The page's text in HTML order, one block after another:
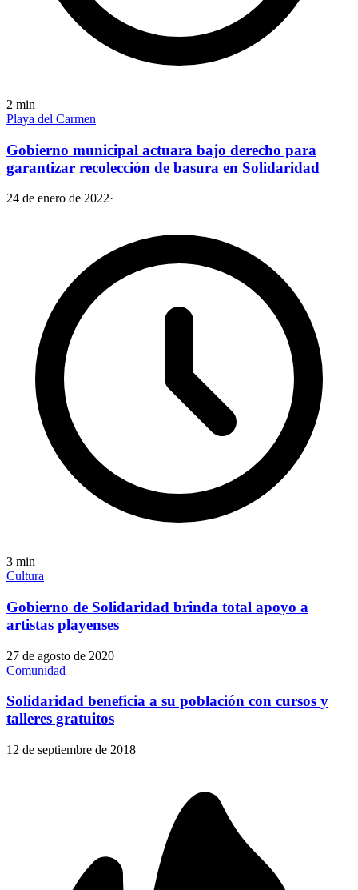
2 min
Playa del Carmen
Gobierno municipal actuara bajo derecho para
garantizar recolección de basura en Solidaridad
24 de enero de 2022·
3 min
Cultura
Gobierno de Solidaridad brinda total apoyo a
artistas playenses
27 de agosto de 2020
Comunidad
Solidaridad beneficia a su población con cursos y
talleres gratuitos
12 de septiembre de 2018